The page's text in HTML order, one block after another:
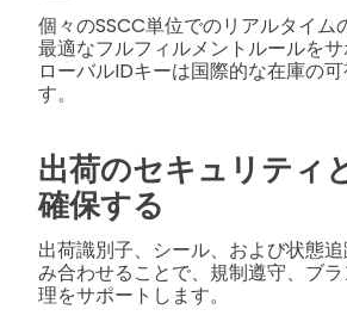
個々のSSCC単位でのリアルタイム
最適なフルフィルメントルールを
ローバルIDキーは国際的な在庫の
す。
出荷のセキュリティ
確保する
出荷識別子、シール、および状態
み合わせることで、規制遵守、ブ
理をサポートします。